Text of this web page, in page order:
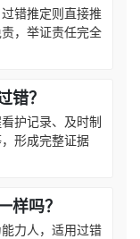
错推定则直接推
，举证责任完全
错？
护记录、及时制
形成完整证据
样吗？
力人，适用过错